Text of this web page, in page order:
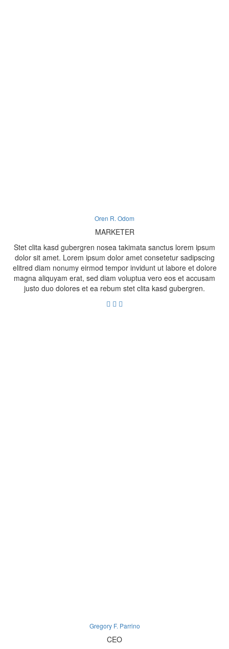
Oren R. Odom
MARKETER
Stet clita kasd gubergren nosea takimata sanctus lorem ipsum
dolor sit amet. Lorem ipsum dolor amet consetetur sadipscing
elitred diam nonumy eirmod tempor invidunt ut labore et dolore
magna aliquyam erat, sed diam voluptua vero eos et accusam
justo duo dolores et ea rebum stet clita kasd gubergren.
Gregory F. Parrino
CEO